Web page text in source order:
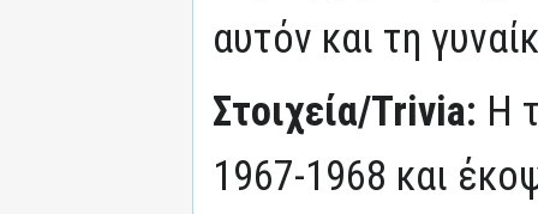
αυτόν και τη
Στοιχεία/Trivia: Η
1967-1968 και